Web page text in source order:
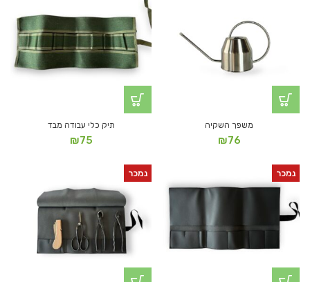
משפך השקיה
₪76
תיק כלי עבודה מבד
₪75
נמכר נמכר